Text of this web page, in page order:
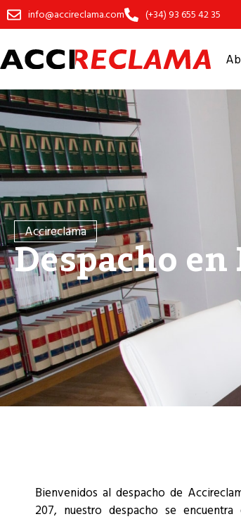
info@accireclama.com (+34) 93 655 42 35
Accireclama
Despacho
Bienvenidos al despacho de
207, nuestro despacho se